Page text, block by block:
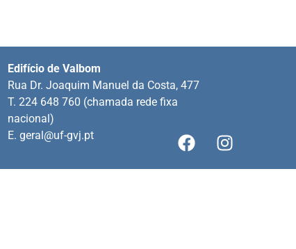
Edifício de Valbom
Rua Dr. Joaquim Manuel da Costa, 477
T. 224 648 760 (chamada rede fixa
nacional)
E.geral@uf-gvj.pt